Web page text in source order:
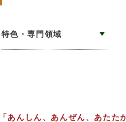
特色・専門領域
「あんしん、あんぜん、あたた